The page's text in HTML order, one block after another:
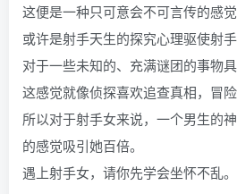
这便是一种只可意会不可言传的感觉
或许是射手天生的探究心理驱使射
对于一些未知的、充满谜团的事物具
这感觉就像侦探喜欢追查真相，冒险
所以对于射手女来说，一个男生的
的感觉吸引她百倍。
遇上射手女，请你先学会坐怀不乱。